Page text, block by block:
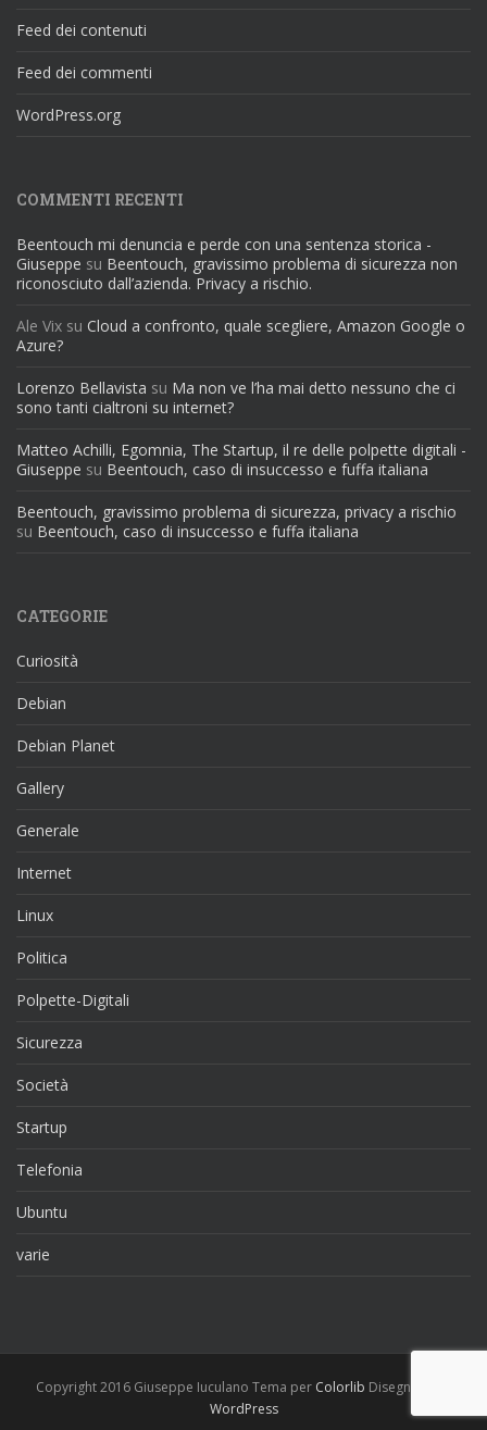
Feed dei contenuti
Feed dei commenti
WordPress.org
COMMENTI RECENTI
Beentouch mi denuncia e perde con una sentenza storica -
Giuseppe su Beentouch, gravissimo problema di sicurezza non
riconosciuto dall’azienda. Privacy a rischio.
Ale Vix su Cloud a confronto, quale scegliere, Amazon Google o
Azure?
Lorenzo Bellavista su Ma non ve l’ha mai detto nessuno che ci
sono tanti cialtroni su internet?
Matteo Achilli, Egomnia, The Startup, il re delle polpette digitali -
Giuseppe su Beentouch, caso di insuccesso e fuffa italiana
Beentouch, gravissimo problema di sicurezza, privacy a rischio
su Beentouch, caso di insuccesso e fuffa italiana
CATEGORIE
Curiosità
Debian
Debian Planet
Gallery
Generale
Internet
Linux
Politica
Polpette-Digitali
Sicurezza
Società
Startup
Telefonia
Ubuntu
varie
Copyright 2016 Giuseppe Iuculano Tema per Colorlib Disegnato da
WordPress